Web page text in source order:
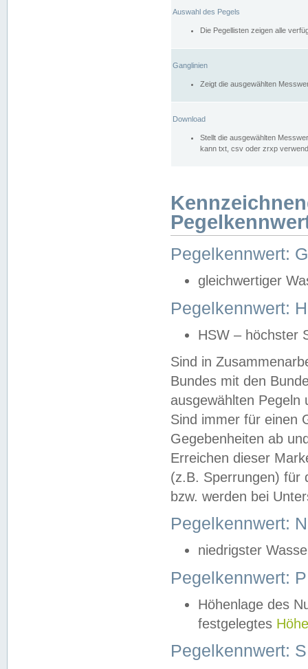
Auswahl des Pegels
Die Pegellisten zeigen alle
Ganglinien
Zeigt die ausgewählten
Download
Stellt die ausgewählten
kann txt, csv oder zrxp
Pegelkennwert:
gleichwertiger
Pegelkennwert:
HSW – höchster
Sind in
Bundes mit den
ausgewählten
Sind immer für einen
Gegebenheiten ab
Erreichen dieser
(z.B. Sperrungen) für
bzw. werden bei
Pegelkennwert:
niedrigster
Pegelkennwert:
Höhenlage des
festgelegtes
Pegelkennwert: